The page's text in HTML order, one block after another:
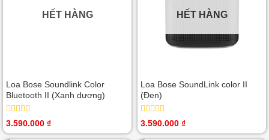
HẾT HÀNG
Loa Bose Soundlink Color
Bluetooth II (Xanh dương)
Được
hạng
3.590.000 ₫
HẾT HÀNG
Loa Bose SoundLink color II
(Đen)
Được
hạng
3.590.000 ₫